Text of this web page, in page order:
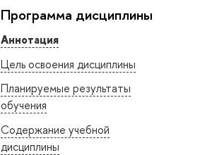
Программа дисциплины
Аннотация
Цель освоения дисциплины
Планируемые результаты
обучения
Содержание учебной
дисциплины